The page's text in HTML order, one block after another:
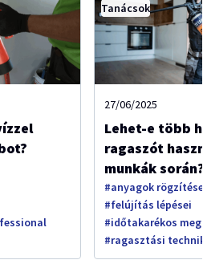
Tanácsok
27/06/2025
Lehet-e több
ragaszót
munkák
#anyagok rögzítése
#felújítás lépései
#időtakarékos
#ragasztási